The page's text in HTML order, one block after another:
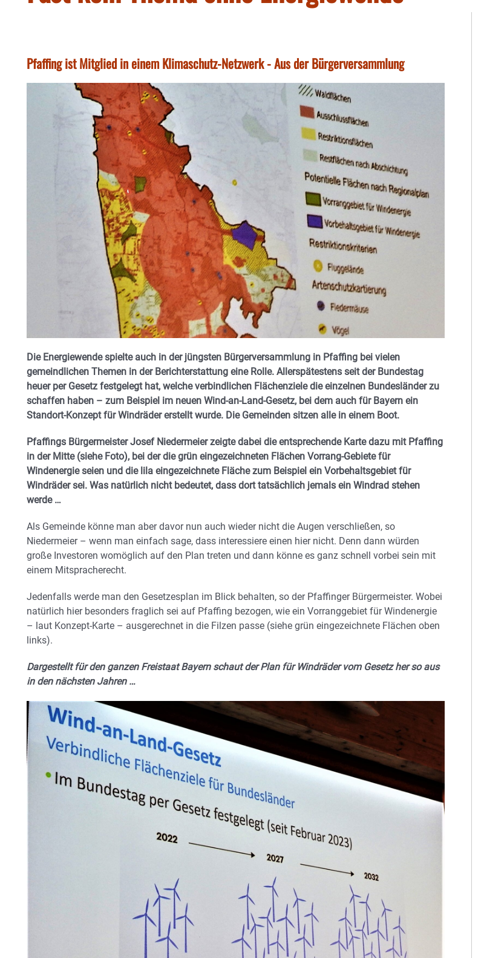
Pfaffing ist Mitglied in einem Klimaschutz-Netzwerk - Aus der Bürgerversammlung
Die Energiewende spielte auch in der jüngsten Bürgerversammlung in Pfaffing bei vielen
gemeindlichen Themen in der Berichterstattung eine Rolle. Allerspätestens seit der Bundestag
heuer per Gesetz festgelegt hat, welche verbindlichen Flächenziele die einzelnen Bundesländer zu
schaffen haben – zum Beispiel im neuen Wind-an-Land-Gesetz, bei dem auch für Bayern ein
Standort-Konzept für Windräder erstellt wurde. Die Gemeinden sitzen alle in einem Boot.
Pfaffings Bürgermeister Josef Niedermeier zeigte dabei die entsprechende Karte dazu mit Pfaffing
in der Mitte (siehe Foto), bei der die grün eingezeichneten Flächen Vorrang-Gebiete für
Windenergie seien und die lila eingezeichnete Fläche zum Beispiel ein Vorbehaltsgebiet für
Windräder sei. Was natürlich nicht bedeutet, dass dort tatsächlich jemals ein Windrad stehen
werde …
Als Gemeinde könne man aber davor nun auch wieder nicht die Augen verschließen, so
Niedermeier – wenn man einfach sage, dass interessiere einen hier nicht. Denn dann würden
große Investoren womöglich auf den Plan treten und dann könne es ganz schnell vorbei sein mit
einem Mitspracherecht.
Jedenfalls werde man den Gesetzesplan im Blick behalten, so der Pfaffinger Bürgermeister. Wobei
natürlich hier besonders fraglich sei auf Pfaffing bezogen, wie ein Vorranggebiet für Windenergie
– laut Konzept-Karte – ausgerechnet in die Filzen passe (siehe grün eingezeichnete Flächen oben
links).
Dargestellt für den ganzen Freistaat Bayern schaut der Plan für Windräder vom Gesetz her so aus
in den nächsten Jahren …